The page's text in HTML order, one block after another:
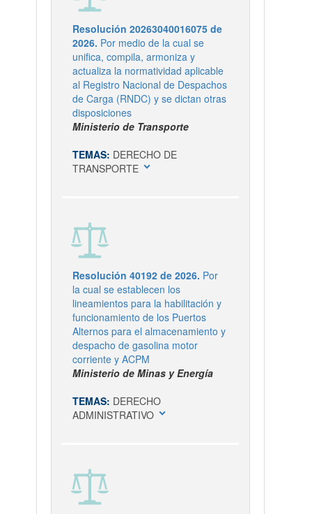
Resolución 20263040016075 de
2026. Por medio de la cual se
unifica, compila, armoniza y
actualiza la normatividad aplicable
al Registro Nacional de Despachos
de Carga (RNDC) y se dictan otras
disposiciones
Ministerio de Transporte
TEMAS: DERECHO DE
TRANSPORTE expand_more
Resolución 40192 de 2026. Por
la cual se establecen los
lineamientos para la habilitación y
funcionamiento de los Puertos
Alternos para el almacenamiento y
despacho de gasolina motor
corriente y ACPM
Ministerio de Minas y Energía
TEMAS: DERECHO
ADMINISTRATIVO expand_more